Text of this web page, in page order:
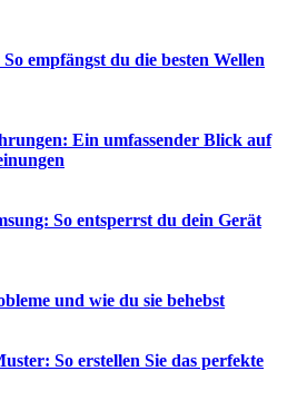
empfängst du die besten Wellen
Ein umfassender Blick auf
So entsperrst du dein Gerät
und wie du sie behebst
So erstellen Sie das perfekte